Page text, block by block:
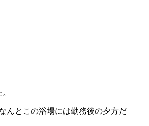
んとこの浴場には勤務後の夕方だ